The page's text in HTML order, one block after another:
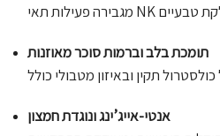
תומכת בלב וברמות סוכר מאוזנות
אנטי-אייג’ינג ונוגדת חמצון